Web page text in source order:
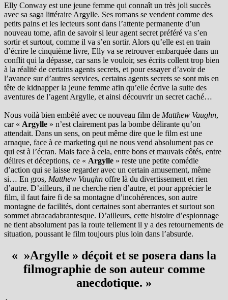
Elly Conway est une jeune femme qui connaît un très joli succès
avec sa saga littéraire Argylle. Ses romans se vendent comme des
petits pains et les lecteurs sont dans l’attente permanente d’un
nouveau tome, afin de savoir si leur agent secret préféré va s’en
sortir et surtout, comme il va s’en sortir. Alors qu’elle est en train
d’écrire le cinquième livre, Elly va se retrouver embarquée dans un
conflit qui la dépasse, car sans le vouloir, ses écrits collent trop bien
à la réalité de certains agents secrets, et pour essayer d’avoir de
l’avance sur d’autres services, certains agents secrets se sont mis en
tête de kidnapper la jeune femme afin qu’elle écrive la suite des
aventures de l’agent Argylle, et ainsi découvrir un secret caché…
Nous voilà bien embêté avec ce nouveau film de Matthew Vaughn,
car « Argylle » n’est clairement pas la bombe délirante qu’on
attendait. Dans un sens, on peut même dire que le film est une
arnaque, face à ce marketing qui ne nous vend absolument pas ce
qui est à l’écran. Mais face à cela, entre bons et mauvais côtés, entre
délires et déceptions, ce « Argylle » reste une petite comédie
d’action qui se laisse regarder avec un certain amusement, même
si… En gros, Matthew Vaughn offre là du divertissement et rien
d’autre. D’ailleurs, il ne cherche rien d’autre, et pour apprécier le
film, il faut faire fi de sa montagne d’incohérences, son autre
montagne de facilités, dont certaines sont aberrantes et surtout son
sommet abracadabrantesque. D’ailleurs, cette histoire d’espionnage
ne tient absolument pas la route tellement il y a des retournements de
situation, poussant le film toujours plus loin dans l’absurde.
« »Argylle » déçoit et se posera dans la
filmographie de son auteur comme
anecdotique. »